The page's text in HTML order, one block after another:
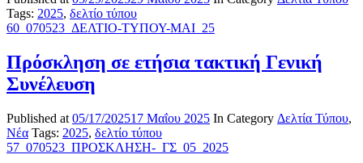
Tags: 2025, δελτίο τύπου
60_070523_ΔΕΛΤΙΟ-ΤΥΠΟΥ-ΜΑΙ_25
Πρόσκληση σε ετήσια τακτική Γενική
Συνέλευση
Published at 05/17/202517 Μαΐου 2025 In Category Δελτία Τύπου,
Νέα Tags: 2025, δελτίο τύπου
57_070523_ΠΡΟΣΚΛΗΣΗ-_ΓΣ_05_2025